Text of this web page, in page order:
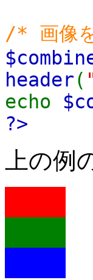
/* 画像
header(
echo
?>
上の